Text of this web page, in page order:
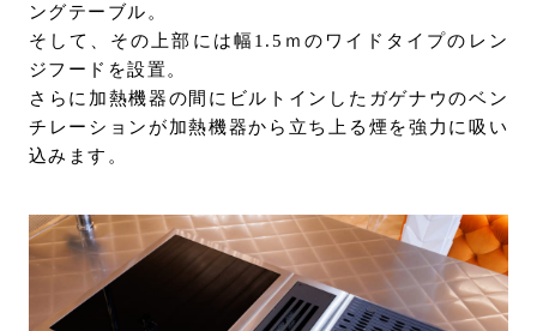
ングテーブル。
そして、その上部には幅1.5ｍのワイドタイプのレン
ジフードを設置。
さらに加熱機器の間にビルトインしたガゲナウのベン
チレーションが加熱機器から立ち上る煙を強力に吸い
込みます。